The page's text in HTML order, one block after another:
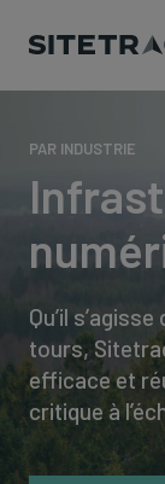
contentPAR INDUSTRIE
Qu’il
tours,
efficace et
critique à